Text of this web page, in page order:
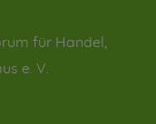
für Handel,
e. V.